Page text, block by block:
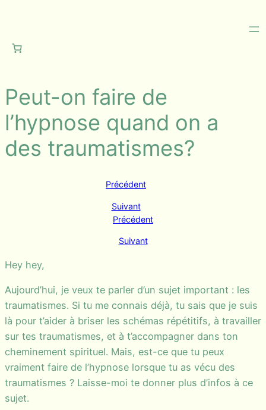
contenu
Peut-on faire de
l’hypnose quand on a
des traumatismes?
Précédent
Suivant
Précédent
Suivant
Hey hey,
Aujourd’hui, je veux te parler d’un sujet important : les
traumatismes. Si tu me connais déjà, tu sais que je suis
là pour t’aider à briser les schémas répétitifs, à travailler
sur tes traumatismes, et à t’accompagner dans ton
cheminement spirituel. Mais, est-ce que tu peux
vraiment faire de l’hypnose lorsque tu as vécu des
traumatismes ? Laisse-moi te donner plus d’infos à ce
sujet.